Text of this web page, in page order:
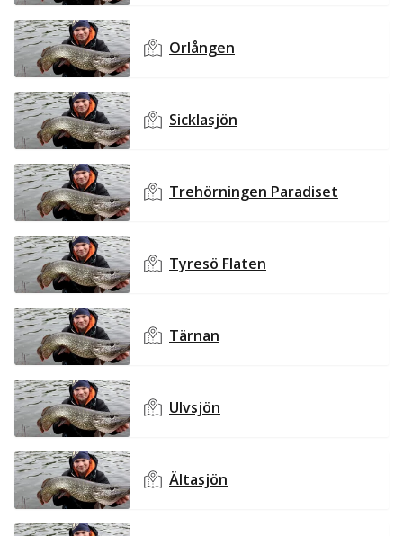
Orlången
Sicklasjön
Trehörningen Paradiset
Tyresö Flaten
Tärnan
Ulvsjön
Ältasjön